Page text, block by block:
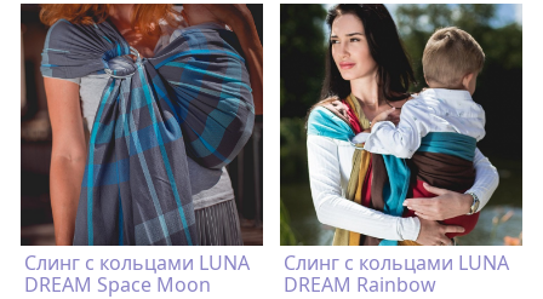
Cлинг с кольцами LUNA
DREAM Space Moon
Cлинг с кольцами LUNA
DREAM Rainbow